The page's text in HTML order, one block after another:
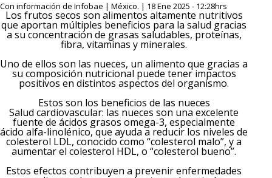
Con información de Infobae | México. | 18 Ene 2025 - 12:28hrs
Los frutos secos son alimentos altamente nutritivos
que aportan múltiples beneficios para la salud gracias
a su concentración de grasas saludables, proteínas,
fibra, vitaminas y minerales.
Uno de ellos son las nueces, un alimento que gracias a
su composición nutricional puede tener impactos
positivos en distintos aspectos del organismo.
Estos son los beneficios de las nueces
Salud cardiovascular: las nueces son una excelente
fuente de ácidos grasos omega-3, especialmente
ácido alfa-linolénico, que ayuda a reducir los niveles de
colesterol LDL, conocido como “colesterol malo”, y a
aumentar el colesterol HDL, o “colesterol bueno”.
Estos efectos contribuyen a prevenir enfermedades